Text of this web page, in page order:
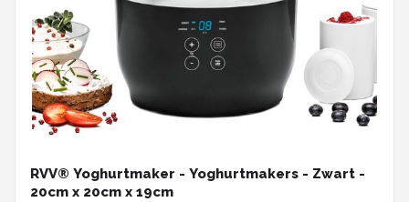
RVV® Yoghurtmaker - Yoghurtmakers - Zwart -
‎20cm x 20cm x 19cm